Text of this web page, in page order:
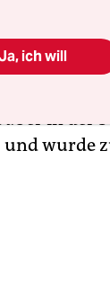
wenn die
in der
wurde
ich will